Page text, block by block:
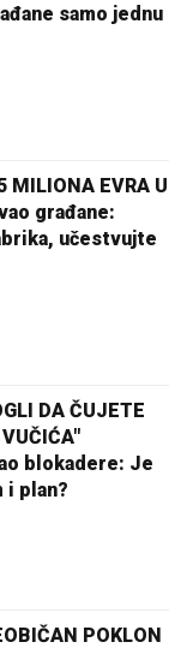
samo jednu
MILIONA EVRA U
građane:
učestvujte
DA ČUJETE
blokadere: Je
i plan?
POKLON